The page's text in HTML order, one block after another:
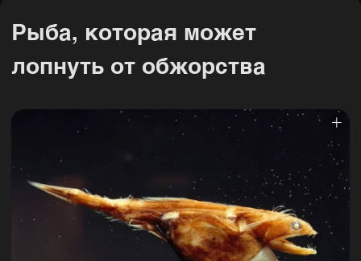
Рыба, которая может
лопнуть от обжорства